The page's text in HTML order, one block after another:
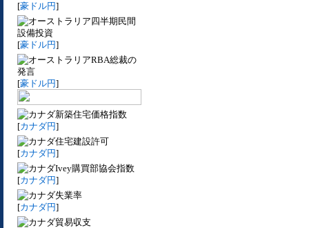
[豪ドル円]
四半期民間
設備投資
[豪ドル円]
RBA総裁の
発言
[豪ドル円]
新築住宅価格指数
[カナダ円]
住宅建設許可
[カナダ円]
Ivey購買部協会指数
[カナダ円]
失業率
[カナダ円]
貿易収支